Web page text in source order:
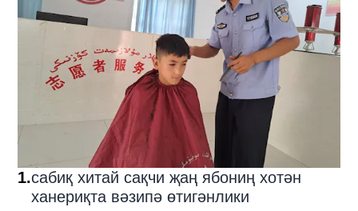
1.сабиқ хитай сақчи җаң ябониң хотән
ханериқта вәзипә өтигәнлики